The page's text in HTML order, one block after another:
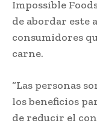
Impossible
de abordar este
consumidores
carne.
“Las personas
los beneficios
de reducir el